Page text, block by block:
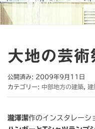
大地の芸術
公開済み: 2009年9月11日
カテゴリー: 中部地方の建築 建
瀧澤潔作のインスタレーシ